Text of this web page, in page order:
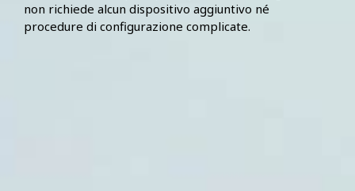
non richiede alcun dispositivo aggiuntivo né
procedure di configurazione complicate.